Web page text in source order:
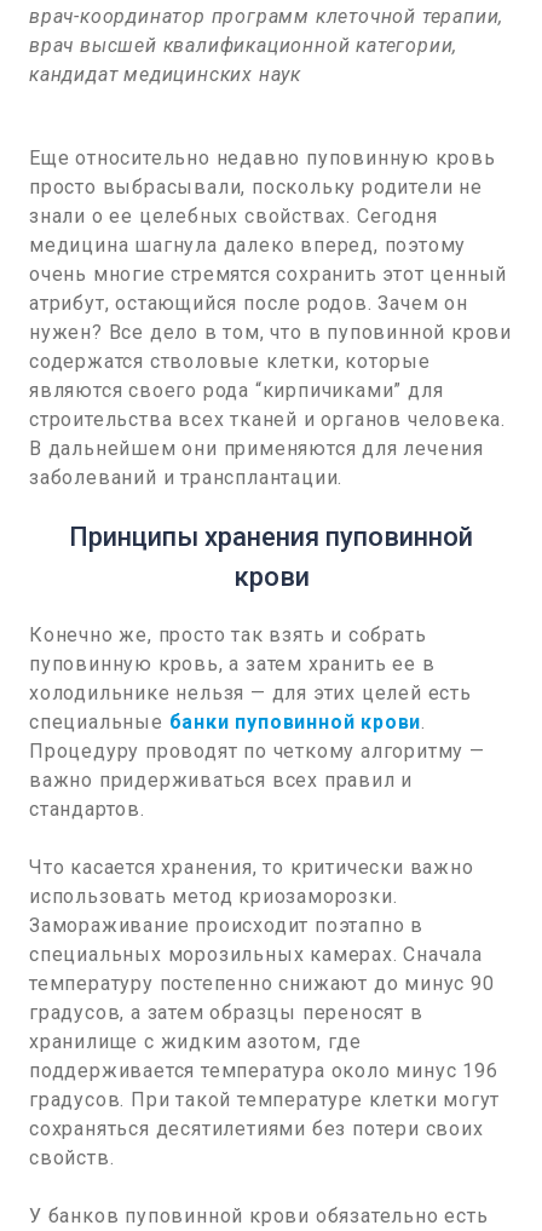
врач-координатор программ клеточной терапии,
врач высшей квалификационной категории,
кандидат медицинских наук
Еще относительно недавно пуповинную кровь
просто выбрасывали, поскольку родители не
знали о ее целебных свойствах. Сегодня
медицина шагнула далеко вперед, поэтому
очень многие стремятся сохранить этот ценный
атрибут, остающийся после родов. Зачем он
нужен? Все дело в том, что в пуповинной крови
содержатся стволовые клетки, которые
являются своего рода “кирпичиками” для
строительства всех тканей и органов человека.
В дальнейшем они применяются для лечения
заболеваний и трансплантации.
Принципы хранения пуповинной
крови
Конечно же, просто так взять и собрать
пуповинную кровь, а затем хранить ее в
холодильнике нельзя — для этих целей есть
специальные банки пуповинной крови
Процедуру проводят по четкому алгоритму —
важно придерживаться всех правил и
стандартов.
Что касается хранения, то критически важно
использовать метод криозаморозки.
Замораживание происходит поэтапно в
специальных морозильных камерах. Сначала
температуру постепенно снижают до минус 90
градусов, а затем образцы переносят в
хранилище с жидким азотом, где
поддерживается температура около минус 196
градусов. При такой температуре клетки могут
сохраняться десятилетиями без потери своих
свойств.
У банков пуповинной крови обязательно есть